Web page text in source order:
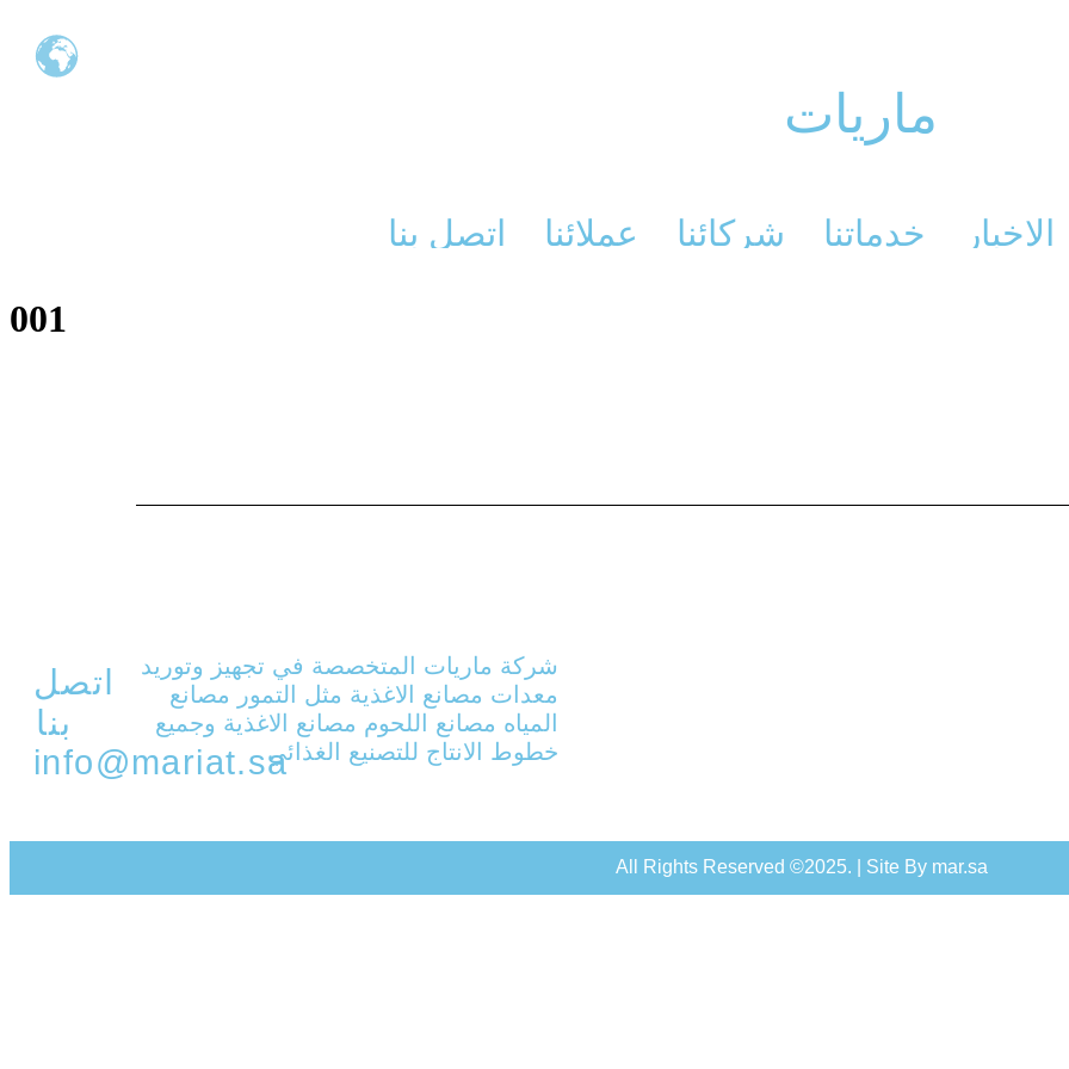
ماريات
اتصل بنا عملائنا شركائنا خدماتنا الاخبار
001
اتصل
info@mariat.sa
شركة ماريات المتخصصة في تجهيز وتوريد
معدات مصانع الاغذية مثل التمور مصانع
المياه مصانع اللحوم مصانع الاغذية وجميع
خطوط الانتاج للتصنيع الغذائي
All Rights Reserved ©2025. | Site By mar.sa